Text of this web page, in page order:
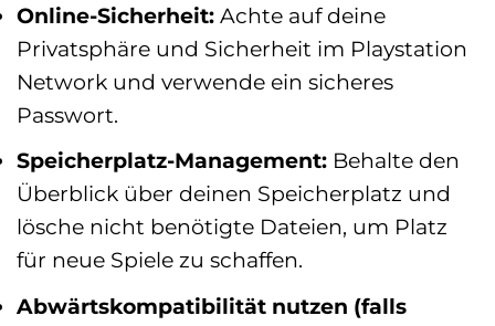
Online-Sicherheit: Achte auf deine
Privatsphäre und Sicherheit im Playstation
Network und verwende ein sicheres
Passwort.
Speicherplatz-Management: Behalte den
Überblick über deinen Speicherplatz und
lösche nicht benötigte Dateien, um Platz
für neue Spiele zu schaffen.
Abwärtskompatibilität nutzen (falls